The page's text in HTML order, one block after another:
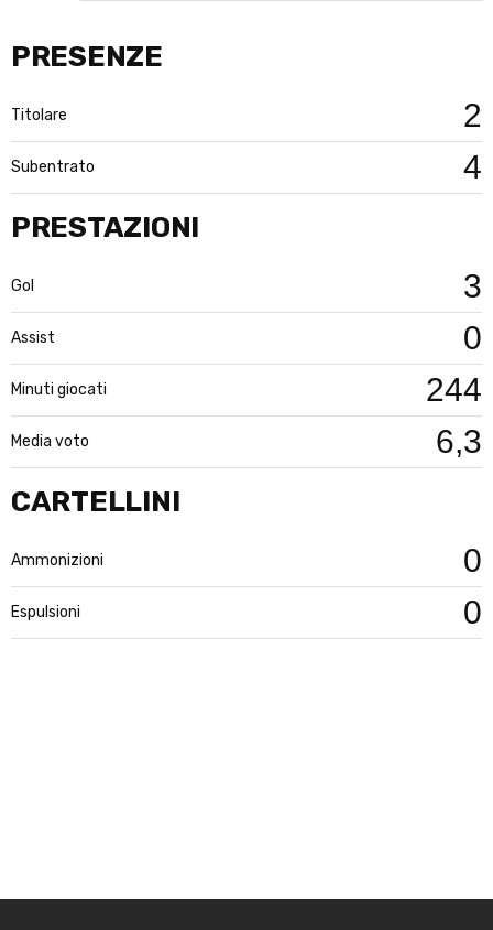
PRESENZE
Titolare 2
Subentrato 4
CARTELLINI
Ammonizioni 0
Espulsioni 0
PRESTAZIONI
Gol 3
Assist 0
Minuti giocati 244
Media voto 6,3